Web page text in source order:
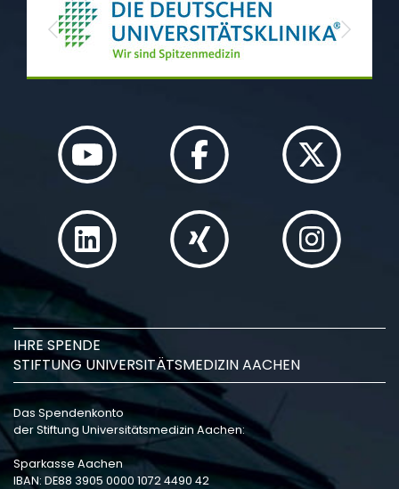
Previous Next
IHRE SPENDE
STIFTUNG UNIVERSITÄTSMEDIZIN AACHEN
Das Spendenkonto
der Stiftung Universitätsmedizin Aachen:
Sparkasse Aachen
IBAN: DE88 3905 0000 1072 4490 42